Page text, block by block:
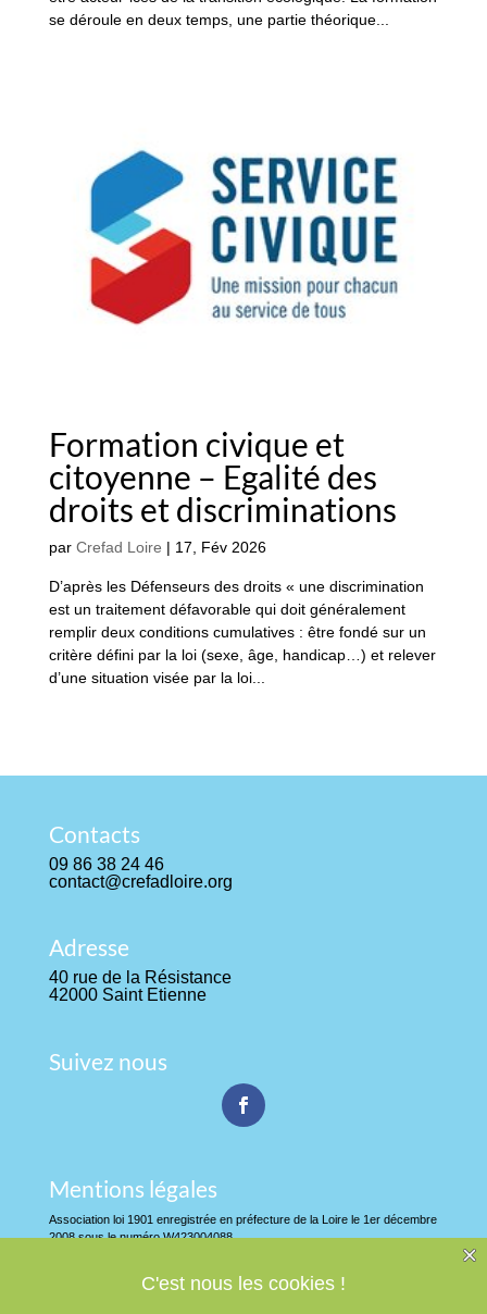
se déroule en deux temps, une partie théorique...
Formation civique et
citoyenne – Egalité des
droits et discriminations
par Crefad Loire | 17, Fév 2026
D’après les Défenseurs des droits « une discrimination
est un traitement défavorable qui doit généralement
remplir deux conditions cumulatives : être fondé sur un
critère défini par la loi (sexe, âge, handicap…) et relever
d’une situation visée par la loi...
Contacts
09 86 38 24 46
contact@crefadloire.org
Adresse
40 rue de la Résistance
42000 Saint Etienne
Suivez nous
Mentions légales
Association loi 1901 enregistrée en préfecture de la Loire le 1er décembre
2008 sous le numéro W423004088